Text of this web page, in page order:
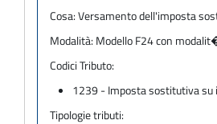
Cosa:Versamento dell'imposta
Modalità: Modello F24 con
Codici Tributo:
1239 - Imposta sostitutiva su
Tipologie tributi: